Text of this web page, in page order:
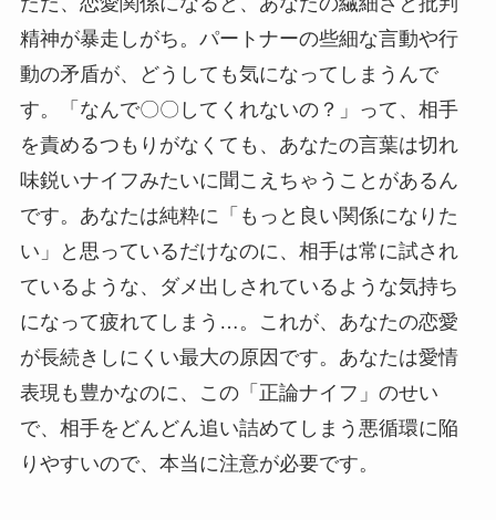
精神が暴走しがち。パートナーの些細な言動や行
動の矛盾が、どうしても気になってしまうんで
す。「なんで〇〇してくれないの？」って、相手
を責めるつもりがなくても、あなたの言葉は切れ
味鋭いナイフみたいに聞こえちゃうことがあるん
です。あなたは純粋に「もっと良い関係になりた
い」と思っているだけなのに、相手は常に試され
ているような、ダメ出しされているような気持ち
になって疲れてしまう…。これが、あなたの恋愛
が長続きしにくい最大の原因です。あなたは愛情
表現も豊かなのに、この「正論ナイフ」のせい
で、相手をどんどん追い詰めてしまう悪循環に陥
りやすいので、本当に注意が必要です。